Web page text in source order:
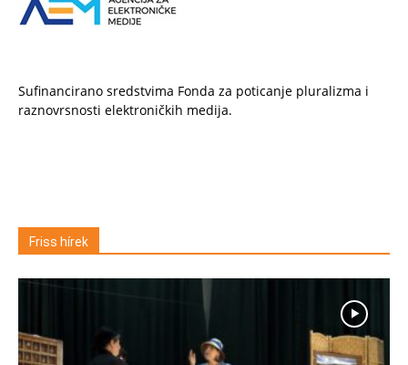
Sufinancirano sredstvima Fonda za poticanje pluralizma i
raznovrsnosti elektroničkih medija.
Friss hírek